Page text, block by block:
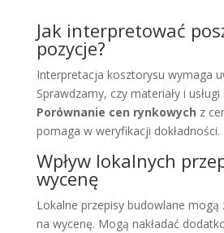
Jak interpretować
pozycje?
Interpretacja kosztorysu wymaga
Sprawdzamy, czy materiały i
Porównanie cen rynkowych z
pomaga w weryfikacji dokładności.
Wpływ lokalnych
wycenę
Lokalne przepisy budowlane mogą
na wycenę. Mogą nakładać